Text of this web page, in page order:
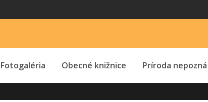
Fotogaléria Obecné knižnice Príroda